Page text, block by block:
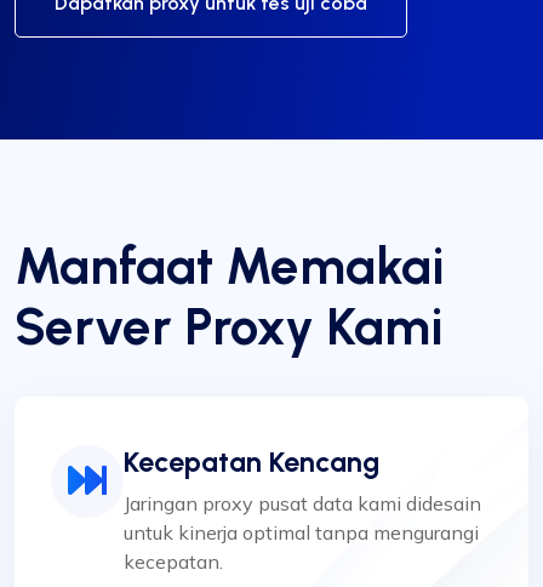
Manfaat Memakai
Server Proxy Kami
Kecepatan Kencang
Jaringan proxy pusat data kami didesain
untuk kinerja optimal tanpa mengurangi
kecepatan.